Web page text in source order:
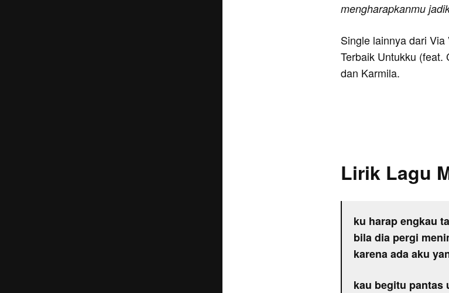
mengharapkanmu
Single lainnya dari
Terbaik Untukku (feat.
dan Karmila.
Lirik Lagu
ku harap engkau
bila dia pergi
karena ada aku
kau begitu pantas